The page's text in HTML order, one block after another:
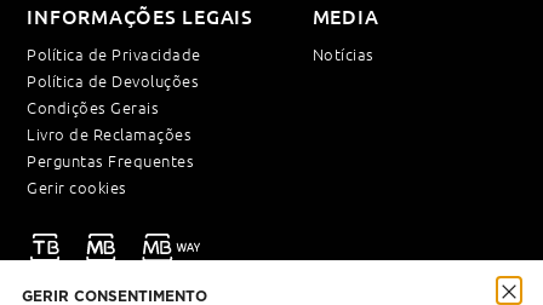
GERIR CONSENTIMENTO
INFORMAÇÕES LEGAIS
Política de Privacidade
Política de Devoluções
Condições Gerais
Livro de Reclamações
Perguntas Frequentes
Gerir cookies
MEDIA
Notícias